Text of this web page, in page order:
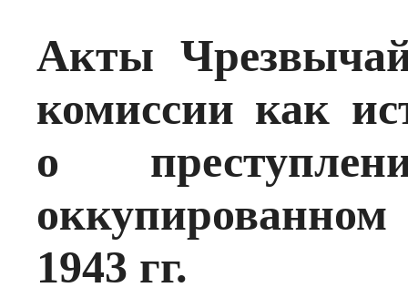
Акты
комиссии как
о
1943 гг.